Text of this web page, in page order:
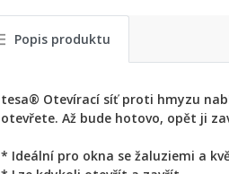
Popis produktu
tesa® Otevírací síť proti hmyzu
otevřete. Až bude hotovo, opět ji
* Ideální pro okna se žaluziemi a